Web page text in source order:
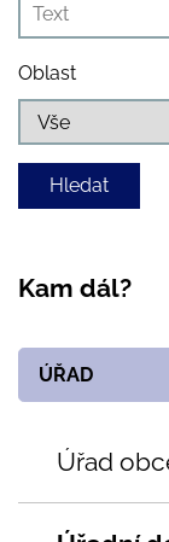
Oblast
Kam dál?
ÚŘAD
Úřad